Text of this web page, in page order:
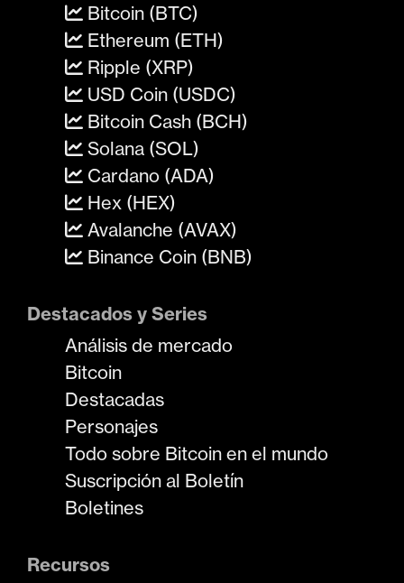
Bitcoin (BTC)
Ethereum (ETH)
Ripple (XRP)
USD Coin (USDC)
Bitcoin Cash (BCH)
Solana (SOL)
Cardano (ADA)
Hex (HEX)
Avalanche (AVAX)
Binance Coin (BNB)
Destacados y Series
Análisis de mercado
Bitcoin
Destacadas
Personajes
Todo sobre Bitcoin en el mundo
Suscripción al Boletín
Boletines
Recursos